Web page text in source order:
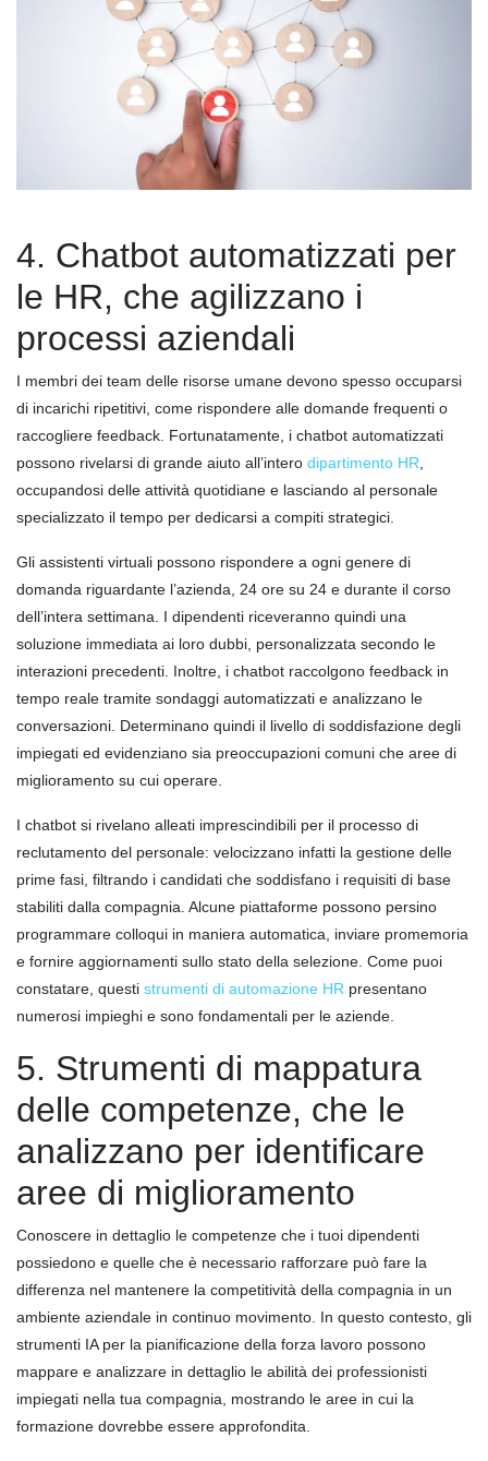
4. Chatbot automatizzati per
le HR, che agilizzano i
processi aziendali
I membri dei team delle risorse umane devono spesso occuparsi
di incarichi ripetitivi, come rispondere alle domande frequenti o
raccogliere feedback. Fortunatamente, i chatbot automatizzati
possono rivelarsi di grande aiuto all’intero dipartimento HR
occupandosi delle attività quotidiane e lasciando al personale
specializzato il tempo per dedicarsi a compiti strategici.
Gli assistenti virtuali possono rispondere a ogni genere di
domanda riguardante l’azienda, 24 ore su 24 e durante il corso
dell’intera settimana. I dipendenti riceveranno quindi una
soluzione immediata ai loro dubbi, personalizzata secondo le
interazioni precedenti. Inoltre, i chatbot raccolgono feedback in
tempo reale tramite sondaggi automatizzati e analizzano le
conversazioni. Determinano quindi il livello di soddisfazione degli
impiegati ed evidenziano sia preoccupazioni comuni che aree di
miglioramento su cui operare.
I chatbot si rivelano alleati imprescindibili per il processo di
reclutamento del personale: velocizzano infatti la gestione delle
prime fasi, filtrando i candidati che soddisfano i requisiti di base
stabiliti dalla compagnia. Alcune piattaforme possono persino
programmare colloqui in maniera automatica, inviare promemoria
e fornire aggiornamenti sullo stato della selezione. Come puoi
constatare, questi strumenti di automazione HR presentano
numerosi impieghi e sono fondamentali per le aziende.
5. Strumenti di mappatura
delle competenze, che le
analizzano per identificare
aree di miglioramento
Conoscere in dettaglio le competenze che i tuoi dipendenti
possiedono e quelle che è necessario rafforzare può fare la
differenza nel mantenere la competitività della compagnia in un
ambiente aziendale in continuo movimento. In questo contesto, gli
strumenti IA per la pianificazione della forza lavoro possono
mappare e analizzare in dettaglio le abilità dei professionisti
impiegati nella tua compagnia, mostrando le aree in cui la
formazione dovrebbe essere approfondita.